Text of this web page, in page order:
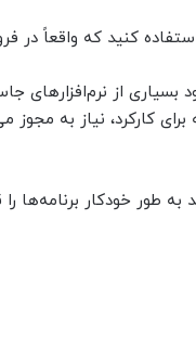
کنید که واقعاً در
بسیاری از
کارکرد، نیاز به مجوز
طور خودکار برنامه‌ها